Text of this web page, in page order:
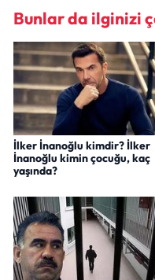
Bunlar da ilginizi
İlker İnanoğlu kimdir? İlker
İnanoğlu kimin çocuğu, kaç
yaşında?